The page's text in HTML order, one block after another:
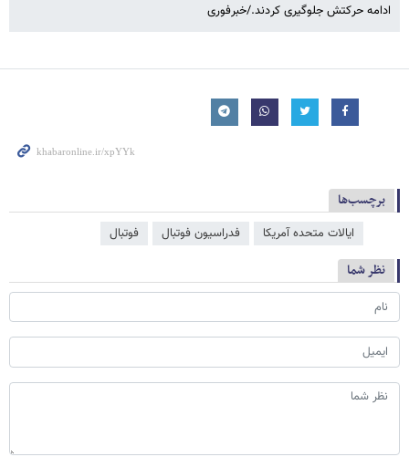
ادامه حرکتش جلوگیری کردند./خبرفوری
برچسب‌ها
ایالات متحده آمریکا فدراسیون فوتبال فوتبال
نظر شما